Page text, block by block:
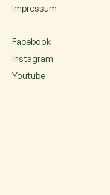
Impressum
Facebook
Instagram
Youtube